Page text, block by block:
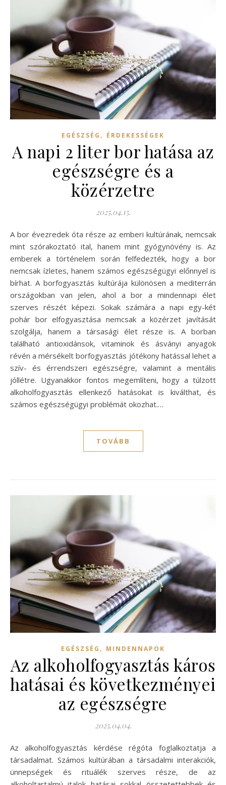
EGÉSZSÉG , ÉRDEKESSÉGEK
A napi 2 liter bor hatása az
egészségre és a
közérzetre
2025.04.15.
A bor évezredek óta része az emberi kultúrának, nemcsak
mint szórakoztató ital, hanem mint gyógynövény is. Az
emberek a történelem során felfedezték, hogy a bor
nemcsak ízletes, hanem számos egészségügyi előnnyel is
bírhat. A borfogyasztás kultúrája különösen a mediterrán
országokban van jelen, ahol a bor a mindennapi élet
szerves részét képezi. Sokak számára a napi egy-két
pohár bor elfogyasztása nemcsak a közérzet javítását
szolgálja, hanem a társasági élet része is. A borban
található antioxidánsok, vitaminok és ásványi anyagok
révén a mérsékelt borfogyasztás jótékony hatással lehet a
szív- és érrendszeri egészségre, valamint a mentális
jóllétre. Ugyanakkor fontos megemlíteni, hogy a túlzott
alkoholfogyasztás ellenkező hatásokat is kiválthat, és
számos egészségügyi problémát okozhat.…
TOVÁBB
EGÉSZSÉG , MINDENNAPOK
Az alkoholfogyasztás káros
hatásai és következményei
az egészségre
2025.04.04.
Az alkoholfogyasztás kérdése régóta foglalkoztatja a
társadalmat. Számos kultúrában a társadalmi interakciók,
ünnepségek és rituálék szerves része, de az